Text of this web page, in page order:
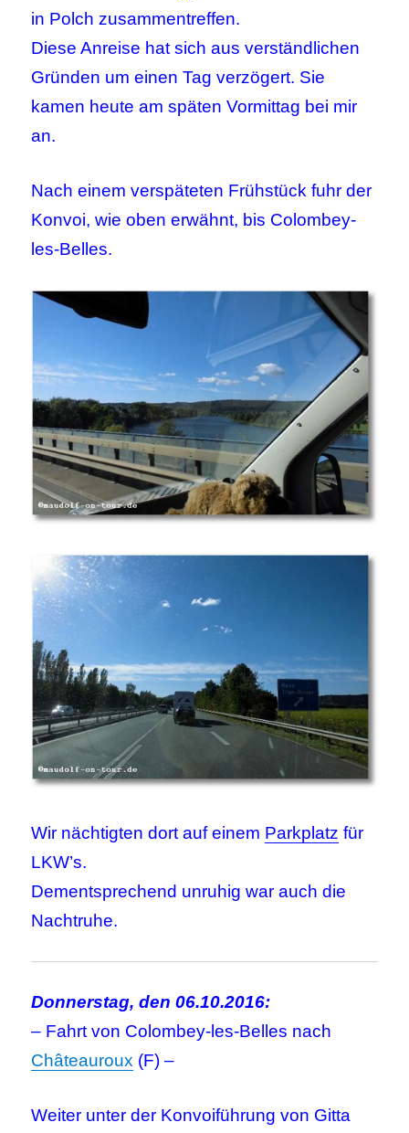
in Polch zusammentreffen.
Diese Anreise hat sich aus verständlichen
Gründen um einen Tag verzögert. Sie
kamen heute am späten Vormittag bei mir
an.
Nach einem verspäteten Frühstück fuhr der
Konvoi, wie oben erwähnt, bis Colombey-
les-Belles.
Wir nächtigten dort auf einem Parkplatz für
LKW’s.
Dementsprechend unruhig war auch die
Nachtruhe.
Donnerstag, den 06.10.2016:
– Fahrt von Colombey-les-Belles nach
Châteauroux (F) –
Weiter unter der Konvoiführung von Gitta